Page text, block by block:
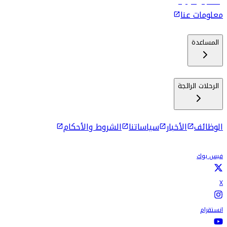
معلومات عنا
المساعدة
الرحلات الرائجة
الوظائف الأخبار سياساتنا الشروط والأحكام
فيس بوك
X
انستقرام